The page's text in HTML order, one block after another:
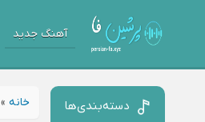
آهنگ جدید
خانه » دسته‌بندی‌ها